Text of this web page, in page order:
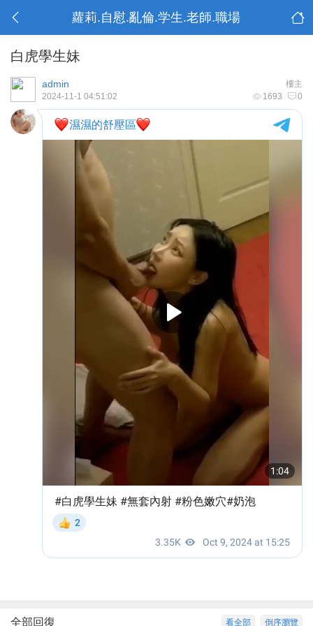
蘿莉.自慰.亂倫.学生.老師.職場
白虎學生妹
樓主
admin
1693 0
2024-11-1 04:51:02
倒序瀏覽
看全部
全部回復